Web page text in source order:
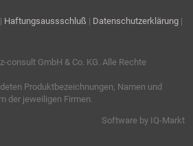
| Haftungsaussschluß | Datenschutzerklärung |
consult GmbH & Co. KG. Alle Rechte
Produktbezeichnungen, Namen und
der jeweiligen Firmen.
Software by IQ-Markt